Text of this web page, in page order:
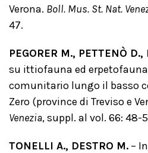
Verona. Boll. Mus. St. Nat.
47.
PEGORER M., PETTENÒ D.,
su ittiofauna ed
comunitario lungo il basso
Zero (province di Treviso e
Venezia, suppl. al vol. 66: 48-
TONELLI A., DESTRO M. –